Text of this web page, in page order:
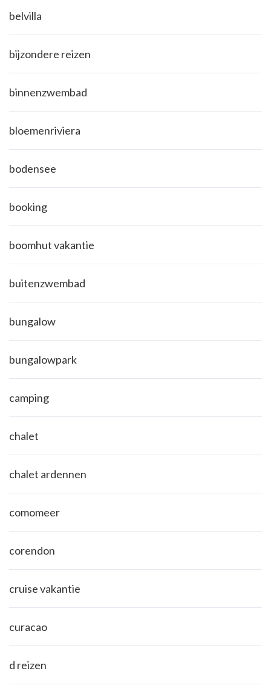
belvilla
bijzondere reizen
binnenzwembad
bloemenriviera
bodensee
booking
boomhut vakantie
buitenzwembad
bungalow
bungalowpark
camping
chalet
chalet ardennen
comomeer
corendon
cruise vakantie
curacao
d reizen